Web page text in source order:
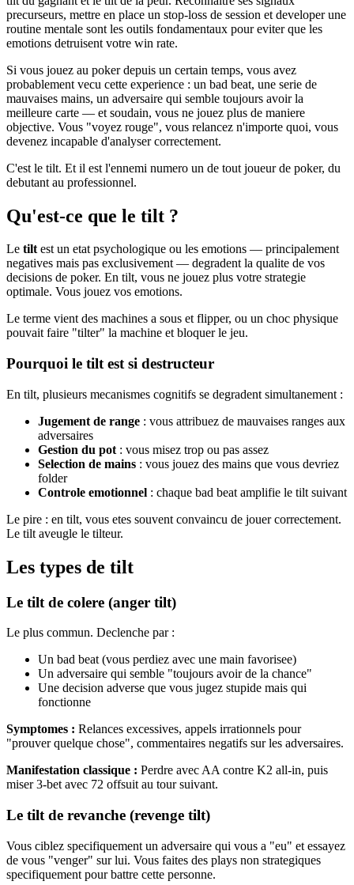
precurseurs, mettre en place un stop-loss de session et developer une
routine mentale sont les outils fondamentaux pour eviter que les
emotions detruisent votre win rate.
Si vous jouez au poker depuis un certain temps, vous avez
probablement vecu cette experience : un bad beat, une serie de
mauvaises mains, un adversaire qui semble toujours avoir la
meilleure carte — et soudain, vous ne jouez plus de maniere
objective. Vous "voyez rouge", vous relancez n'importe quoi, vous
devenez incapable d'analyser correctement.
C'est le tilt. Et il est l'ennemi numero un de tout joueur de poker, du
debutant au professionnel.
Qu'est-ce que le tilt ?
Le tiltest un etat psychologique ou les emotions — principalement
negatives mais pas exclusivement — degradent la qualite de vos
decisions de poker. En tilt, vous ne jouez plus votre strategie
optimale. Vous jouez vos emotions.
Le terme vient des machines a sous et flipper, ou un choc physique
pouvait faire "tilter" la machine et bloquer le jeu.
Pourquoi le tilt est si destructeur
En tilt, plusieurs mecanismes cognitifs se degradent simultanement :
Jugement de range : vous attribuez de mauvaises ranges aux
adversaires
Gestion du pot : vous misez trop ou pas assez
Selection de mains : vous jouez des mains que vous devriez
folder
Controle emotionnel : chaque bad beat amplifie le tilt suivant
Le pire : en tilt, vous etes souvent convaincu de jouer correctement.
Le tilt aveugle le tilteur.
Les types de tilt
Le tilt de colere (anger tilt)
Le plus commun. Declenche par :
Un bad beat (vous perdiez avec une main favorisee)
Un adversaire qui semble "toujours avoir de la chance"
Une decision adverse que vous jugez stupide mais qui
fonctionne
Symptomes : Relances excessives, appels irrationnels pour
"prouver quelque chose", commentaires negatifs sur les adversaires.
Manifestation classique : Perdre avec AA contre K2 all-in, puis
miser 3-bet avec 72 offsuit au tour suivant.
Le tilt de revanche (revenge tilt)
Vous ciblez specifiquement un adversaire qui vous a "eu" et essayez
de vous "venger" sur lui. Vous faites des plays non strategiques
specifiquement pour battre cette personne.